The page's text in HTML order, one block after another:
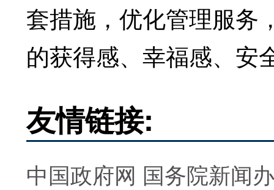
套措施，优化管理服务
的获得感、幸福感、安
友情链接:
中国政府网 国务院新闻